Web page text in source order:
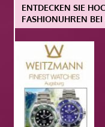
ENTDECKEN SIE
FASHIONUHREN